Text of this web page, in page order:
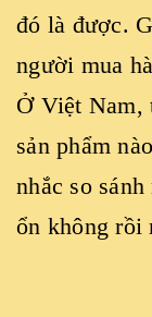
đó là được.
người mua
Ở Việt Nam,
sản phẩm
nhắc so
ổn không rồi